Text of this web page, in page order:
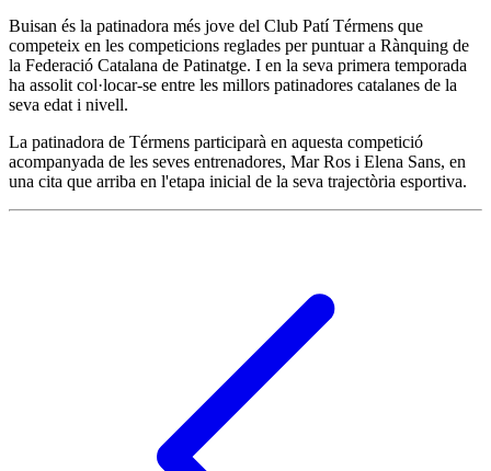
Buisan és la patinadora més jove del Club Patí Térmens que
competeix en les competicions reglades per puntuar a Rànquing de
la Federació Catalana de Patinatge. I en la seva primera temporada
ha assolit col·locar-se entre les millors patinadores catalanes de la
seva edat i nivell.
La patinadora de Térmens participarà en aquesta competició
acompanyada de les seves entrenadores, Mar Ros i Elena Sans, en
una cita que arriba en l'etapa inicial de la seva trajectòria esportiva.